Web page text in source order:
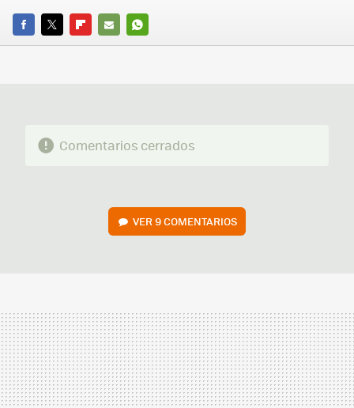
FACEBOOK
TWITTERFLIPBOARD
E-
WHATSAPP
Comentarios cerrados
VER 9 COMENTARIOS